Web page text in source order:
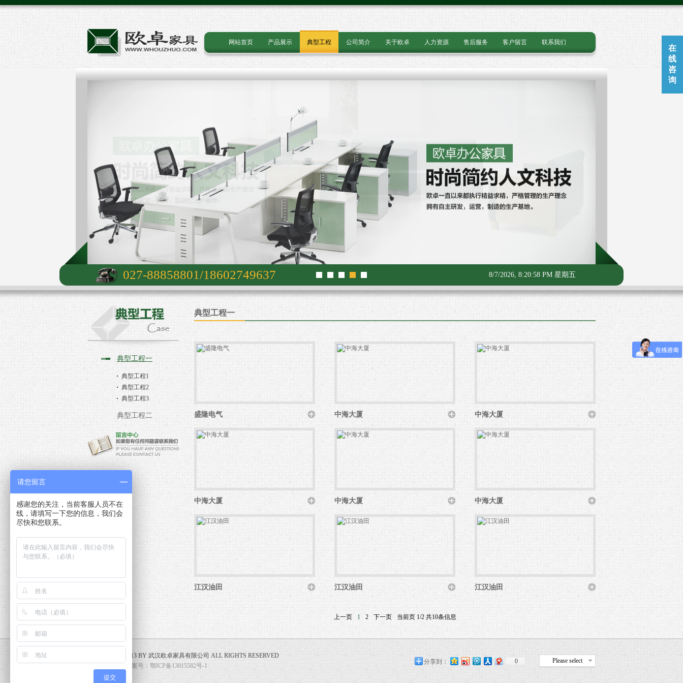
网站首页 产品展示 典型工程 公司简介 关于欧卓 人力资源 售后服务 客户留言 联系我们
027-88858801/18602749637 8/7/2026, 8:20:59 PM 星期五
典型工程一
典型工程1
典型工程2
典型工程3
典型工程二
典型工程一
盛隆电气 中海大厦 中海大厦
中海大厦 中海大厦 中海大厦
江汉油田 江汉油田 江汉油田
上一页 1 2 下一页 当前页 1/2 共10条信息
COPYRIGHT 2013 BY 武汉欧卓家具有限公司 ALL RIGHTS RESERVED
备案号：鄂ICP备13015582号-1
分享到： 0 Please select
在
线
咨
询
请您留言
感谢您的关注，当前客服人员不在
线，请填写一下您的信息，我们会
尽快和您联系。
提交